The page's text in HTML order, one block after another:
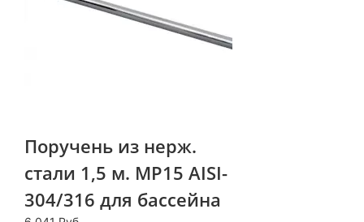
Поручень из нерж.
стали 1,5 м. MP15 AISI-
304/316 для бассейна